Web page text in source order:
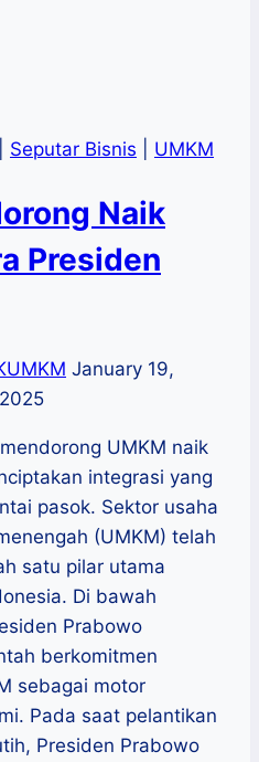
Seputar Bisnis UMKM
Naik
Presiden
January 19,
UMKM naik
integrasi yang
pasok. Sektor usaha
(UMKM) telah
satu pilar utama
Di bawah
Prabowo
berkomitmen
sebagai motor
Pada saat pelantikan
Presiden Prabowo